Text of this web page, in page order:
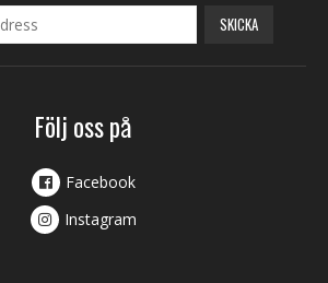
SKICKA
Följ oss på
Facebook
Instagram